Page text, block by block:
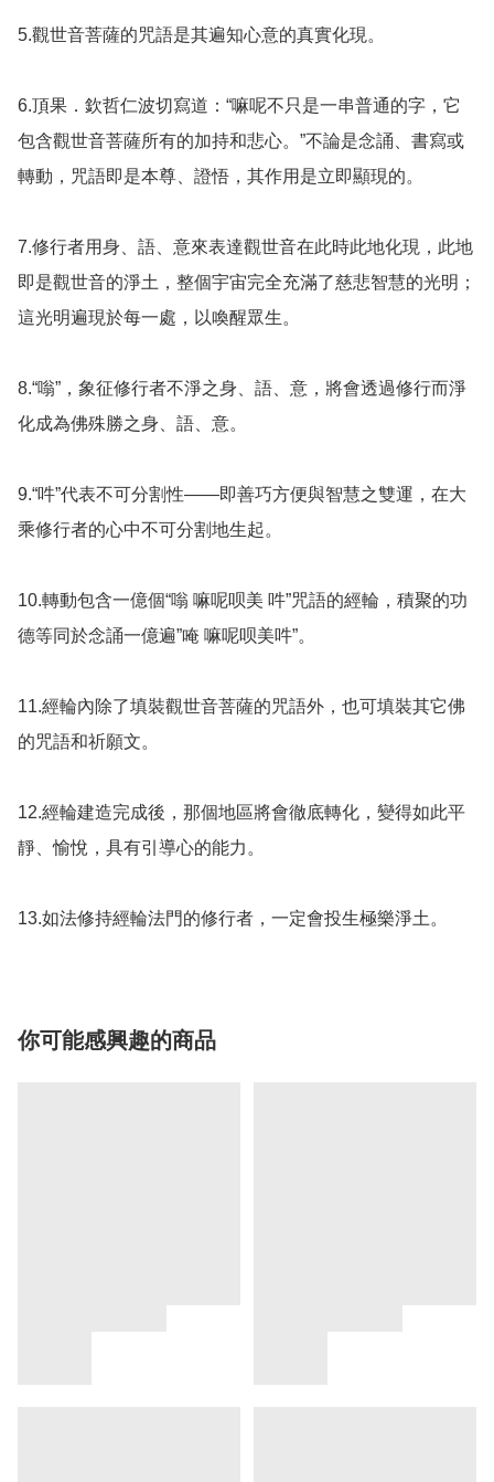
5.觀世音菩薩的咒語是其遍知心意的真實化現。
6.頂果．欽哲仁波切寫道：“嘛呢不只是一串普通的字，它
包含觀世音菩薩所有的加持和悲心。”不論是念誦、書寫或
轉動，咒語即是本尊、證悟，其作用是立即顯現的。
7.修行者用身、語、意來表達觀世音在此時此地化現，此地
即是觀世音的淨土，整個宇宙完全充滿了慈悲智慧的光明；
這光明遍現於每一處，以喚醒眾生。
8.“嗡”，象征修行者不淨之身、語、意，將會透過修行而淨
化成為佛殊勝之身、語、意。
9.“吽”代表不可分割性——即善巧方便與智慧之雙運，在大
乘修行者的心中不可分割地生起。
10.轉動包含一億個“嗡 嘛呢呗美 吽”咒語的經輪，積聚的功
德等同於念誦一億遍”唵 嘛呢呗美吽”。
11.經輪內除了填裝觀世音菩薩的咒語外，也可填裝其它佛
的咒語和祈願文。
12.經輪建造完成後，那個地區將會徹底轉化，變得如此平
靜、愉悅，具有引導心的能力。
13.如法修持經輪法門的修行者，一定會投生極樂淨土。
你可能感興趣的商品